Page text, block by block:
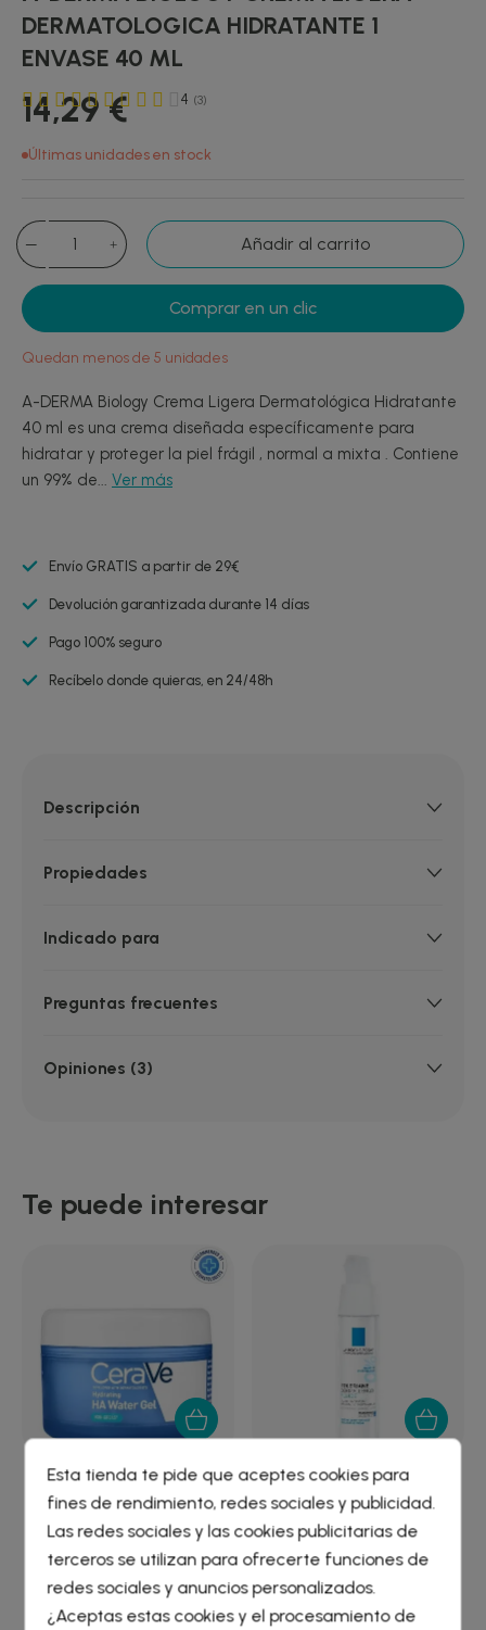
DERMATOLOGICA HIDRATANTE 1
ENVASE 40 ML
14,29 € 4 (3)
Últimas unidades en stock
Añadir al carrito
Comprar en un clic
Quedan menos de 5 unidades
A-DERMA Biology Crema Ligera Dermatológica Hidratante
40 ml es una crema diseñada específicamente para
hidratar y proteger la piel frágil , normal a mixta . Contiene
un 99% de... Ver más
Envío GRATIS a partir de 29€
Devolución garantizada durante 14 días
Pago 100% seguro
Recíbelo donde quieras, en 24/48h
Descripción
Propiedades
Indicado para
Preguntas frecuentes
Opiniones (3)
Te puede interesar
CERAVE WATER GEL
HIDRATANTE ÁCIDO...
15,23 €
TOLERIANE ULTRA FLUIDO
P ALERGICA O...
19,14 €
Crear lista de deseos
Nombre de la lista de deseos
Iniciar sesión
Debe iniciar sesión para guardar productos en su lista de
Esta tienda te pide que aceptes cookies para
fines de rendimiento, redes sociales y publicidad.
Las redes sociales y las cookies publicitarias de
terceros se utilizan para ofrecerte funciones de
redes sociales y anuncios personalizados.
¿Aceptas estas cookies y el procesamiento de